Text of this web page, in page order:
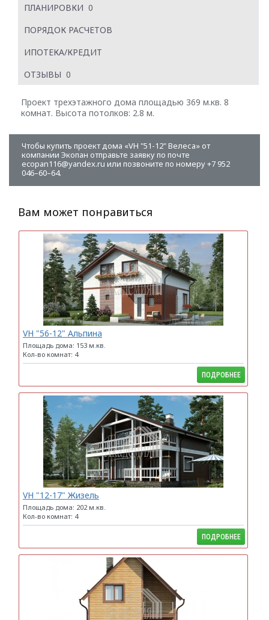
ПЛАНИРОВКИ 0
ПОРЯДОК РАСЧЕТОВ
ИПОТЕКА/КРЕДИТ
ОТЗЫВЫ 0
Проект трехэтажного дома площадью 369 м.кв. 8
комнат. Высота потолков: 2.8 м.
Чтобы купить проект дома «VH "51-12" Велеса» от
компании Экопан отправьте заявку по почте
ecopan116@yandex.ru или позвоните по номеру +7 952
046–60–64.
Вам может понравиться
VH "56-12" Альпина
Площадь дома: 153 м.кв.
Кол-во комнат: 4
ПОДРОБНЕЕ
VH "12-17" Жизель
Площадь дома: 202 м.кв.
Кол-во комнат: 4
ПОДРОБНЕЕ